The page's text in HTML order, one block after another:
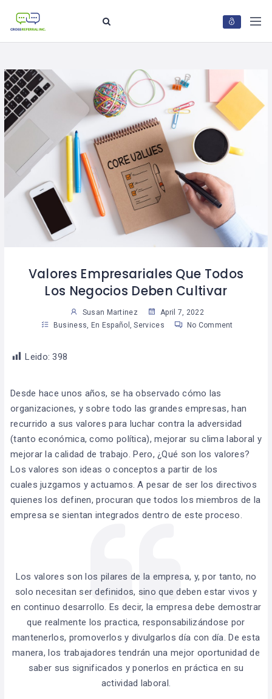
Valores Empresariales Que Todos
Los Negocios Deben Cultivar
Susan Martinez
April 7, 2022
Business
En Español ,Services No Comment
Leido: 398
Desde hace unos años, se ha observado cómo las
organizaciones, y sobre todo las grandes empresas, han
recurrido a sus valores para luchar contra la adversidad
(tanto económica, como política), mejorar su clima laboral y
mejorar la calidad de trabajo. Pero, ¿Qué son los valores?
Los valores son ideas o conceptos a partir de los
cuales juzgamos y actuamos. A pesar de ser los directivos
quienes los definen, procuran que todos los miembros de la
empresa se sientan integrados dentro de este proceso.
Los valores son los pilares de la empresa, y, por tanto, no
solo necesitan ser definidos, sino que deben estar vivos y
en continuo desarrollo. Es decir, la empresa debe demostrar
que realmente los practica, responsabilizándose por
mantenerlos, promoverlos y divulgarlos día con día. De esta
manera, los trabajadores tendrán una mejor oportunidad de
saber sus significados y ponerlos en práctica en su
actividad laboral.